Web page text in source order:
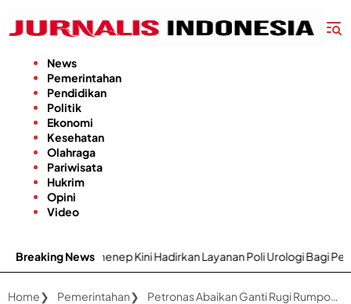
konten
News
Pemerintahan
Pendidikan
Politik
Ekonomi
Kesehatan
Olahraga
Pariwisata
Hukrim
Opini
Video
Breaking News
Kini Hadirkan Layanan Poli Urologi Bagi Peserta BPJS Kesehatan
Home Pemerintahan Petronas Abaikan Ganti Rugi Rumpon, Ketua Kades Pantura Berdiri di Pihak Nelayan